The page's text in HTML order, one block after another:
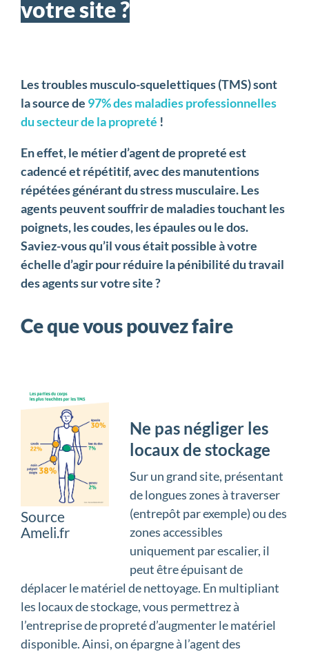
votre site ?
Les troubles musculo-squelettiques (TMS) sont
la source de 97% des maladies professionnelles
du secteur de la propreté !
En effet, le métier d’agent de propreté est
cadencé et répétitif, avec des manutentions
répétées générant du stress musculaire. Les
agents peuvent souffrir de maladies touchant les
poignets, les coudes, les épaules ou le dos.
Saviez-vous qu’il vous était possible à votre
échelle d’agir pour réduire la pénibilité du travail
des agents sur votre site ?
Ce que vous pouvez faire
Source
Ameli.fr
Ne pas négliger les
locaux de stockage
Sur un grand site, présentant
de longues zones à traverser
(entrepôt par exemple) ou des
zones accessibles
uniquement par escalier, il
peut être épuisant de
déplacer le matériel de nettoyage. En multipliant
les locaux de stockage, vous permettrez à
l’entreprise de propreté d’augmenter le matériel
disponible. Ainsi, on épargne à l’agent des